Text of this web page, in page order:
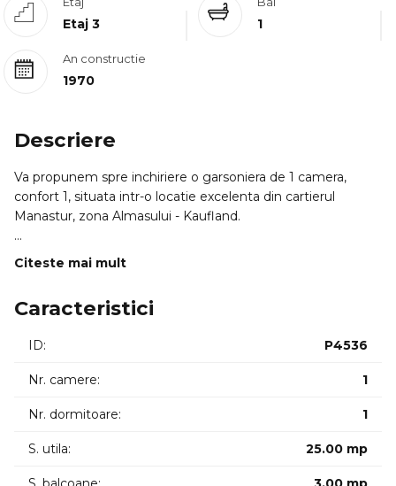
Etaj 3 1
An constructie
1970
Descriere
Va propunem spre inchiriere o garsoniera de 1 camera,
confort 1, situata intr-o locatie excelenta din cartierul
Manastur, zona Almasului - Kaufland.
PROFILUL CHIRIASULUI IDEAL:
punctele de interes din cartier si o locuinta eficienta. Este
zone consacrate si proximitatea fata de facilitati.
Proprietatea este pozitionata strategic, oferind acces facil
=> Transport: Aproape de statiile principale de transport in
Citeste mai mult
Caracteristici
ID: P4536
Nr. camere: 1
Nr. dormitoare: 1
S. utila: 25.00 mp